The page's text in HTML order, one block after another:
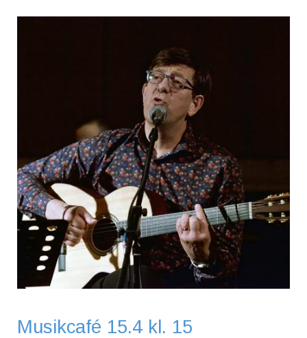
Musikcafé 15.4 kl. 15